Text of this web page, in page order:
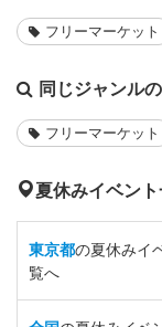
フリーマーケット
同じジャンル
フリーマーケット
夏休みイベン
東京都の夏休みイ
覧へ